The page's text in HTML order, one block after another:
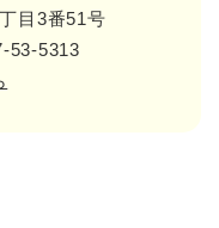
目3番51号
53-5313